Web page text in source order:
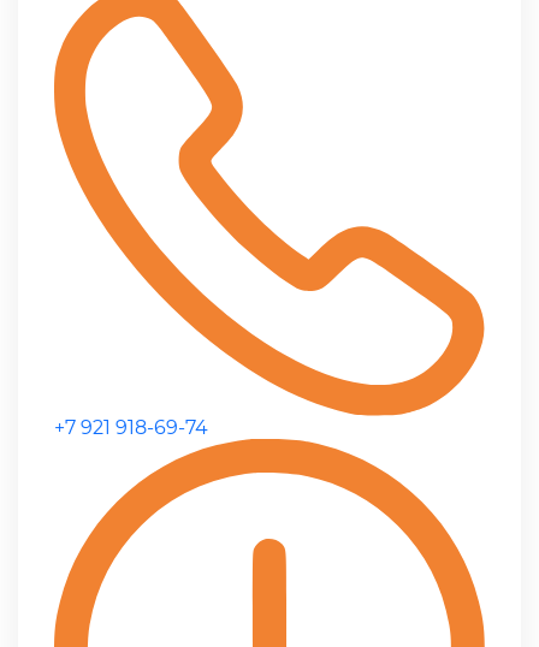
+7 921 918-69-74